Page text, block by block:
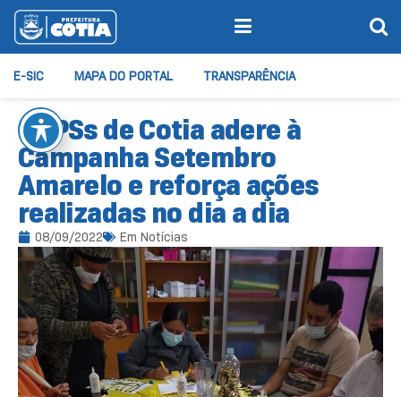
E-SIC MAPA DO PORTAL TRANSPARÊNCIA
CAPSs de Cotia adere à
Campanha Setembro
Amarelo e reforça ações
realizadas no dia a dia
08/09/2022 Em Notícias